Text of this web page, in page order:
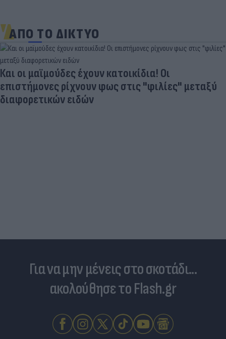
ΑΠΟ ΤΟ ΔΙΚΤΥΟ
Οι
στις "φιλίες" μεταξύ
Για να μην μένεις στο σκοτάδι...
ακολούθησε το Flash.gr